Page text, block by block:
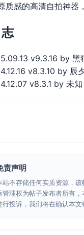
质感的高清自拍神器
v9.3.16 by 黑
v8.3.10 by 辰
v8.3.1 by 未
责声明
站不存储任何实质资源，
管理权为帖子发布者所有
行投诉，我们将在确认本